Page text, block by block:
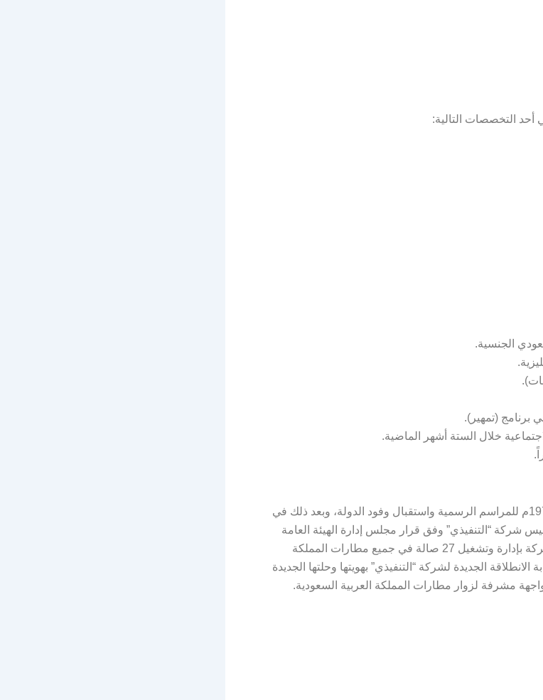
أحد التخصصات التالية:
الجنسية.
برنامج (تمهير).
خلال الستة أشهر الماضية.
– تأسس المكتب التنفيذي عام 1979م للمراسم الرسمية واستقبال وفود الدولة، وبعد ذلك في
شركة “التنفيذي” وفق قرار مجلس إدارة الهيئة العامة
للطيران المدني وتتمثل مهمة الشركة بإدارة وتشغيل 27 صالة في جميع​ مطارات المملكة
الانطلاقة الجديدة لشركة “التنفيذي” بهويتها وحلتها الجديدة
مشرفة لزوار مطارات المملكة العربية السعودية.